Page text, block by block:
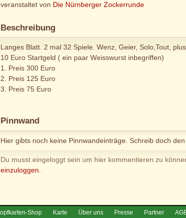
veranstaltet von Die Nürnberger Zockerrunde
Beschreibung
Langes Blatt. 2 mal 32 Spiele. Wenz, Geier, Solo,Tout,
10 Euro Startgeld ( ein paar Weisswurst inbegriffen)
1. Preis 300 Euro
2. Preis 125 Euro
3. Preis 75 Euro
Pinnwand
Hier gibts noch keine Pinnwandeinträge. Schreib doch
Du musst eingeloggt sein um hier kommentieren zu
einzuloggen.
Shop Karte Über uns Presse Partner